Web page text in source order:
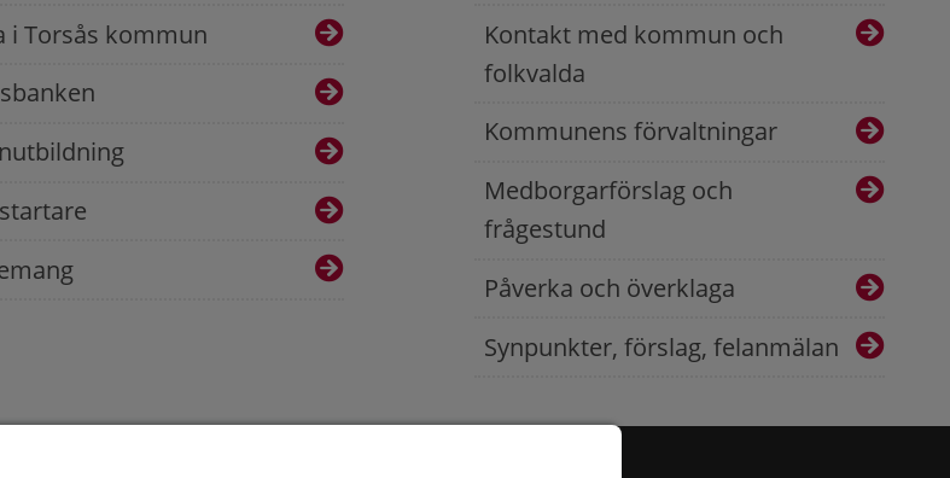
i Torsås kommun
Kontakt med kommun och
folkvalda
Kommunens förvaltningar
Medborgarförslag och
frågestund
Påverka och överklaga
Synpunkter, förslag, felanmälan